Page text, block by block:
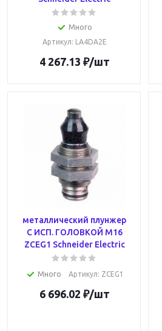
Много
Артикул: LA4DA2E
4 267.13 ₽/шт
металлический плунжер
С ИСП. ГОЛОВКОЙ М16
ZCEG1 Schneider Electric
Много Артикул: ZCEG1
6 696.02 ₽/шт